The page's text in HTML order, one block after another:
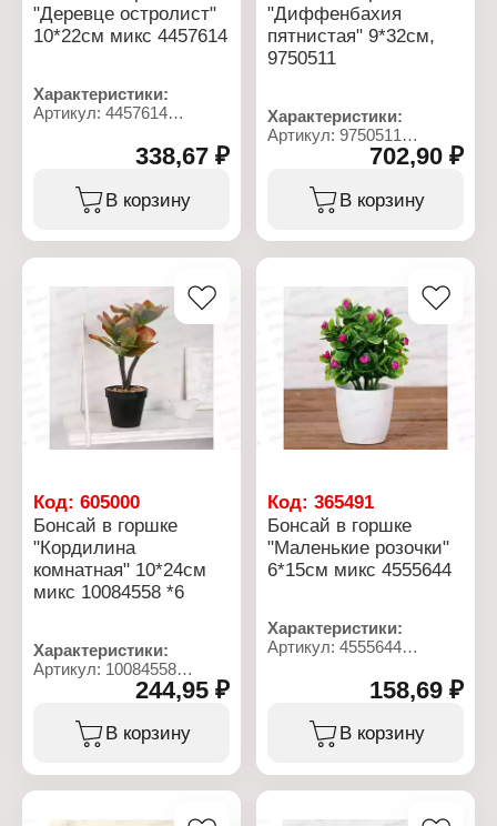
"Деревце остролист"
10*22см микс 4457614
Характеристики:
Артикул: 4457614
Декоративное украшение
Вариация: Бонсай
Дизайн: Искусственный
цветок
остролист"
Вид: в горшке
Размер: 10х22 см
Материал: пластик
Цвет: в ассортименте
338,67 ₽
В корзину
"Диффенбахия
пятнистая" 9*32см,
9750511
Характеристики:
Артикул: 9750511
Декоративное украшение
Дизайн: Искусственный
цветок
Размер: 9х32 см
Материал: пластик
Цвет: зеленый
702,90 ₽
В корзину
Код: 605000
Бонсай в горшке
"Кордилина
комнатная" 10*24см
микс 10084558 *6
Характеристики:
Артикул: 10084558
Декоративное украшение
Дизайн: Искусственный
цветок
Размер: 10х24 см
244,95 ₽
В корзину
Код:365491
Бонсай в горшке
"Маленькие розочки"
6*15см микс 4555644
Характеристики:
Артикул: 4555644
Декоративное украшение
Дизайн: Искусственный
цветок
Модель: "Маленькие
Вид: в горшке
Материал: пластик
158,69 ₽
В корзину